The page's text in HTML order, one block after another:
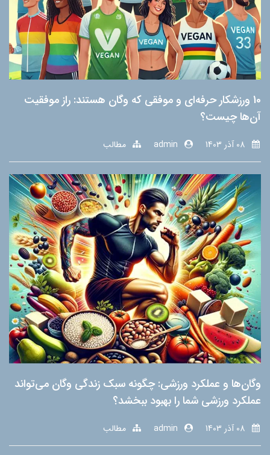
10 ورزشکار حرفه‌ای و موفقی که وگان هستند: راز موفقیت
آن‌ها چیست؟
admin مطالب
وگان‌ها و عملکرد ورزشی: چگونه سبک زندگی وگان می‌تواند
عملکرد ورزشی شما را بهبود ببخشد؟
admin مطالب